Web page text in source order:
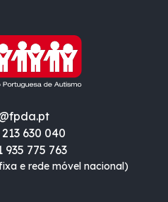
213 630 040
935 775 763
e rede móvel nacional)